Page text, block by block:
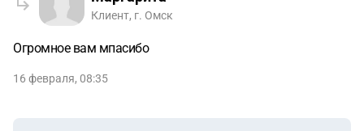
Клиент, г. Омск
Огромное вам мпасибо
16 февраля, 08:35